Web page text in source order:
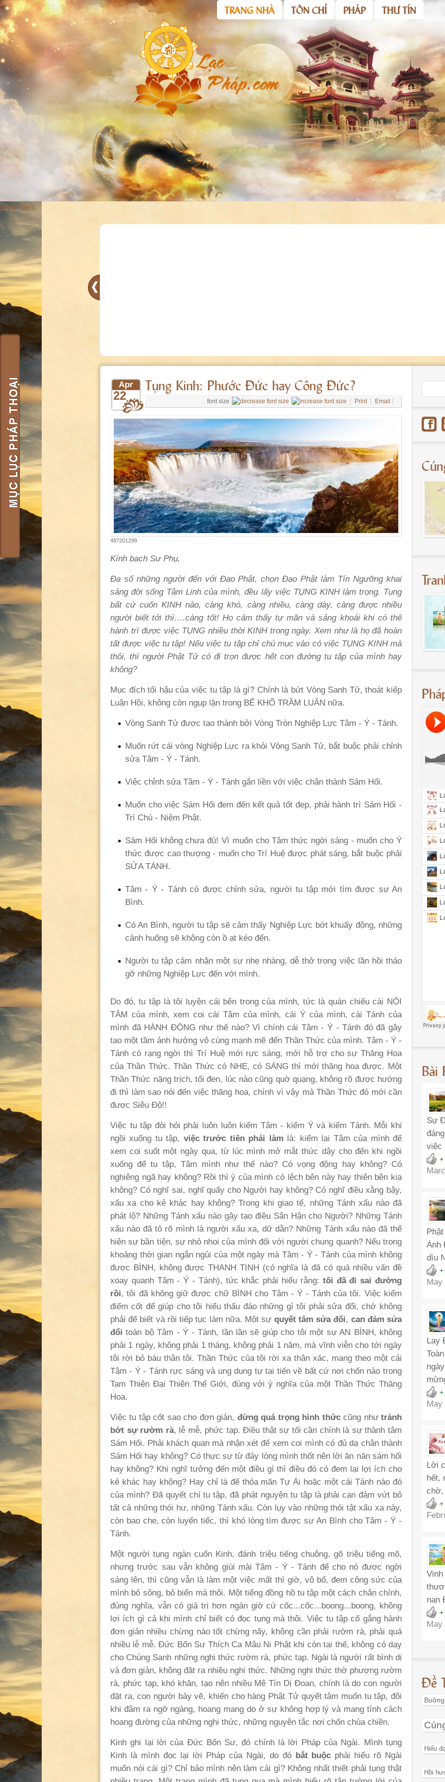
prev next
TRANG NHÀ TÔN CHỈ PHÁP THƯ TÍN
Tụng Kinh: Phước Đức hay Công Đức?
Apr
22 font size Print Email
497201299
Kính bạch Sư Phụ,
Đa số những người đến với Đạo Phật, chọn Đạo Phật làm Tín Ngưỡng khai
sáng đời sống Tâm Linh của mình, đều lấy việc TỤNG KINH làm trọng. Tụng
bất cứ cuốn KINH nào, càng khó, càng nhiều, càng dày, càng được nhiều
người biết tới thì….càng tốt! Họ cảm thấy tự mãn và sảng khoái khi có thể
hành trì được việc TỤNG nhiều thời KINH trong ngày. Xem như là họ đã hoàn
tất được việc tu tập! Nếu việc tu tập chỉ chú mục vào có việc TỤNG KINH mà
thôi, thì người Phật Tử có đi trọn được hết con đường tu tập của mình hay
không?
Mục đích tối hậu của việc tu tập là gì? Chính là bứt Vòng Sanh Tử, thoát kiếp
Luân Hồi, không còn ngụp lặn trong BỂ KHỔ TRẦM LUÂN nữa.
Vòng Sanh Tử được tạo thành bởi Vòng Tròn Nghiệp Lực Tâm - Ý - Tánh.
Muốn rứt cái vòng Nghiệp Lực ra khỏi Vòng Sanh Tử, bắt buộc phải chỉnh
sửa Tâm - Ý - Tánh.
Việc chỉnh sửa Tâm - Ý - Tánh gắn liền với việc chân thành Sám Hối.
Muốn cho việc Sám Hối đem đến kết quả tốt đẹp, phải hành trì Sám Hối -
Trì Chú - Niệm Phật.
Sám Hối không chưa đủ! Vì muốn cho Tâm thức ngời sáng - muốn cho Ý
thức được cao thượng - muốn cho Trí Huệ được phát sáng, bắt buộc phải
SỬA TÁNH.
Tâm - Ý - Tánh có được chỉnh sửa, người tu tập mới tìm được sự An
Bình.
Có An Bình, người tu tập sẽ cảm thấy Nghiệp Lực bớt khuấy động, những
cảnh huống sẽ không còn ồ ạt kéo đến.
Người tu tập cảm nhận một sự nhẹ nhàng, dễ thở trong việc lần hồi tháo
gỡ những Nghiệp Lực đến với mình.
Do đó, tu tập là tôi luyện cái bên trong của mình, tức là quán chiếu cái NỘI
TÂM của mình, xem coi cái Tâm của mình, cái Ý của mình, cái Tánh của
mình đã HÀNH ĐỘNG như thế nào? Vì chính cái Tâm - Ý - Tánh đó đã gây
tạo một tầm ảnh hưởng vô cùng mạnh mẽ đến Thần Thức của mình. Tâm - Ý -
Tánh có rạng ngời thì Trí Huệ mới rực sáng, mới hỗ trợ cho sự Thăng Hoa
của Thần Thức. Thần Thức có NHẸ, có SÁNG thì mới thăng hoa được. Một
Thần Thức nặng trịch, tối đen, lúc nào cũng quờ quạng, không rõ được hướng
đi thì làm sao nói đến việc thăng hoa, chính vì vậy mà Thần Thức đó mới cần
được Siêu Độ!!
Việc tu tập đòi hỏi phải luôn luôn kiểm Tâm - kiểm Ý và kiểm Tánh. Mỗi khi
ngồi xuống tu tập, việc trước tiên phải làm là: kiểm lại Tâm của mình để
xem coi suốt một ngày qua, từ lúc mình mở mắt thức dậy cho đến khi ngồi
xuống để tu tập, Tâm mình như thế nào? Có vọng động hay không? Có
nghiêng ngã hay không? Rồi thì ý của mình có lệch bên này hay thiên bên kia
không? Có nghĩ sai, nghĩ quấy cho Người hay không? Có nghĩ điều xằng bậy,
xấu xa cho kẻ khác hay không? Trong khi giao tế, những Tánh xấu nào đã
phát lộ? Những Tánh xấu nào gây tạo điều Sân Hận cho Người? Những Tánh
xấu nào đã tỏ rõ mình là người xấu xa, dữ dằn? Những Tánh xấu nào đã thể
hiện sự bần tiện, sự nhỏ nhoi của mình đối với người chung quanh? Nếu trong
khoảng thời gian ngắn ngủi của một ngày mà Tâm - Ý - Tánh của mình không
được BÌNH, không được THANH TỊNH (có nghĩa là đã có quá nhiều vấn đề
xoay quanh Tâm - Ý - Tánh), tức khắc phải hiểu rằng: tôi đã đi sai đường
rồi, tôi đã không giữ được chữ BÌNH cho Tâm - Ý - Tánh của tôi. Việc kiểm
điểm cốt để giúp cho tôi hiểu thấu đáo những gì tôi phải sửa đổi, chớ không
phải để biết và rồi tiếp tục làm nữa. Một sự quyết tâm sửa đổi, can đảm sửa
đổi toàn bộ Tâm - Ý - Tánh, lần lần sẽ giúp cho tôi một sự AN BÌNH, không
phải 1 ngày, không phải 1 tháng, không phải 1 năm, mà vĩnh viễn cho tới ngày
tôi rời bỏ báu thân tôi. Thần Thức của tôi rời xa thân xác, mang theo một cái
Tâm - Ý - Tánh rực sáng và ung dung tự tại tiến về bất cứ nơi chốn nào trong
Tam Thiên Đại Thiên Thế Giới, đúng với ý nghĩa của một Thần Thức Thăng
Hoa.
Việc tu tập cốt sao cho đơn giản, đừng quá trọng hình thứccũng như tránh
bớt sự rườm rà, lễ mễ, phức tạp. Điều thật sự tối cần chính là sự thành tâm
Sám Hối. Phải khách quan mà nhận xét để xem coi mình có đủ dạ chân thành
Sám Hối hay không? Có thực sự từ đáy lòng mình thốt nên lời ăn năn sám hối
hay không? Khi nghĩ tưởng đến một điều gì thì điều đó có đem lại lợi ích cho
kẻ khác hay không? Hay chỉ là để thỏa mãn Tự Ái hoặc một cái Tánh nào đó
của mình? Đã quyết chí tu tập, đã phát nguyện tu tập là phải can đảm vứt bỏ
tất cả những thói hư, những Tánh xấu. Còn lụy vào những thói tật xấu xa này,
còn bao che, còn luyến tiếc, thì khó lòng tìm được sự An Bình cho Tâm - Ý -
Tánh.
Một người tụng ngàn cuốn Kinh, đánh triệu tiếng chuông, gõ triệu tiếng mõ,
nhưng trước sau vẫn không giùi mài Tâm - Ý - Tánh để cho nó được ngời
sáng lên, thì cũng vẫn là làm một việc mất thì giờ, vô bổ, đem công sức của
mình bỏ sông, bỏ biển mà thôi. Một tiếng đồng hồ tu tập một cách chân chính,
đúng nghĩa, vẫn có giá trị hơn ngàn giờ cứ cốc...cốc...boong...boong, không
lợi ích gì cả khi mình chỉ biết có đọc tụng mà thôi. Việc tu tập cố gắng hành
đơn giản nhiều chừng nào tốt chừng nấy, không cần phải rườm rà, phải quá
nhiều lễ mễ. Đức Bổn Sư Thích Ca Mâu Ni Phật khi còn tại thế, không có dạy
cho Chúng Sanh những nghi thức rườm rà, phức tạp. Ngài là người rất bình dị
và đơn giản, không đặt ra nhiều nghi thức. Những nghi thức thờ phượng rườm
rà, phức tạp, khó khăn, tạo nên nhiều Mê Tín Dị Đoan, chính là do con người
đặt ra, con người bày vẽ, khiến cho hàng Phật Tử quyết tâm muốn tu tập, đôi
khi đâm ra ngỡ ngàng, hoang mang do ở sự không hợp lý và mang tính cách
hoang đường của những nghi thức, những nguyên tắc nơi chốn chùa chiền.
Kinh ghi lại lời của Đức Bổn Sư, đó chính là lời Pháp của Ngài. Mình tụng
Kinh là mình đọc lại lời Pháp của Ngài, do đó bắt buộc phải hiểu rõ Ngài
muốn nói cái gì? Chỉ bảo mình nên làm cái gì? Không nhất thiết phải tụng thật
Bài
Sự
việc
+
Ánh
dìu
+
May
Lạy
+
May
Lời
hết,
+
nan
+
May
Đề
Hiếu
Hồi